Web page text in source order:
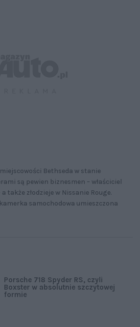
Bethseda w stanie
są pewien biznesmen – właściciel
także złodzieje w Nissanie Rouge.
samochodowa umieszczona
Porsche 718 Spyder RS, czyli
Boxster w absolutnie szczytowej
formie